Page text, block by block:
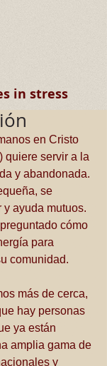
in stress
en Cristo
quiere servir a la
y abandonada.
se
y ayuda mutuos.
cómo
para
comunidad.
más de cerca,
hay personas
ya están
amplia gama de
y